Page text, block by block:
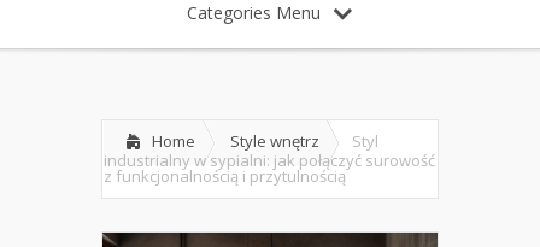
Categories Menu
Home Style wnętrz
Styl
industrialny w sypialni: jak połączyć surowość
z funkcjonalnością i przytulnością